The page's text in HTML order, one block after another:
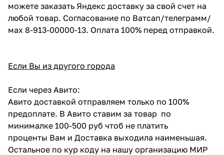
можете заказать Яндекс доставку за свой счет на
любой товар. Согласование по Ватсап/телеграмм/
мах 8-913-00000-13. Оплата 100% перед отправкой.
Если Вы из другого города
Если через Авито:
Авито доставкой отправляем только по 100%
предоплате. В Авито ставим за товар по
минималке 100-500 руб чтоб не платить
проценты Вам и Доставка выходила наименьшая.
Остальное по кур коду на нашу организацию МИР